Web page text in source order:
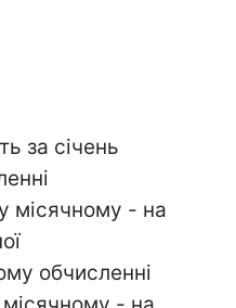
за січень
місячному - на
обчисленні